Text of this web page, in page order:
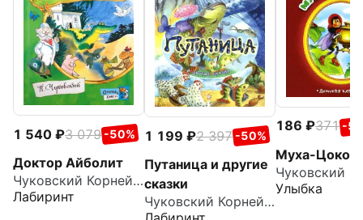
1 540 3 079 -50%
Доктор Айболит
Чуковский Корней Иванович
Лабиринт
1 199 2 397 -50%
Путаница и другие
сказки
Чуковский Корней Иванович
186 371 -
Муха-
Улыбка